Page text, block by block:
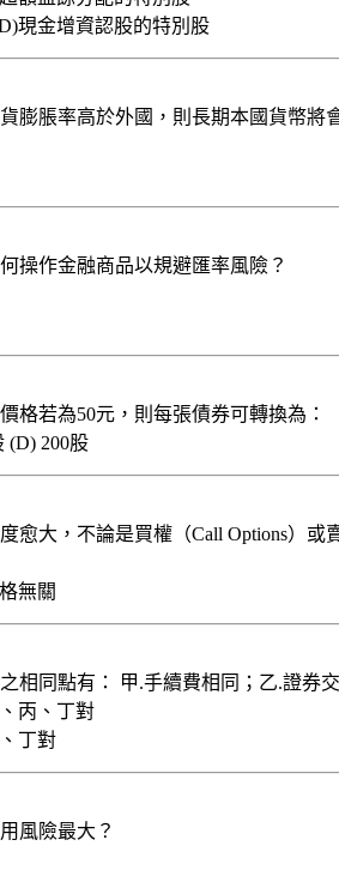
現金增資認股的特別股
膨脹率高於外國，則長期本國貨幣將
操作金融商品以規避匯率風險？
格若為50元，則每張債券可轉換為：
(D) 200股
愈大，不論是買權（Call Options）或
無關
相同點有： 甲.手續費相同；乙.證券
丙、丁對
丁對
風險最大？